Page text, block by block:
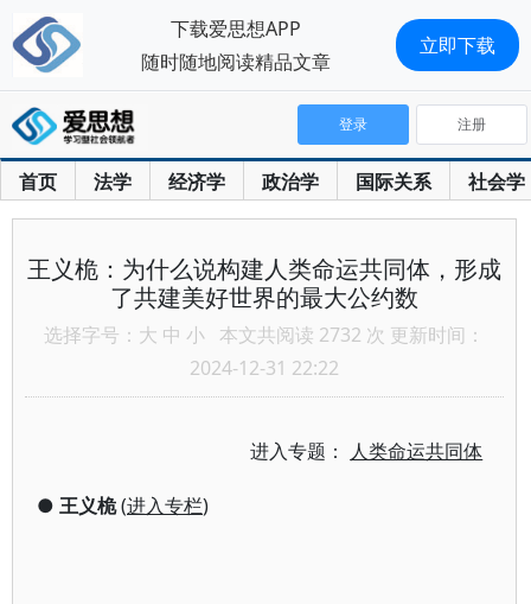
首页 法学 经济学 政治学 国际关系 社会学
登录 注册
王义桅：为什么说构建人类命运共同体，形成
了共建美好世界的最大公约数
选择字号： 大 中 小 本文共阅读 2732 次 更新时间：
2024-12-31 22:22
进入专题： 人类命运共同体
● 王义桅(进入专栏)
下载爱思想APP
随时随地阅读精品文章
立即下载